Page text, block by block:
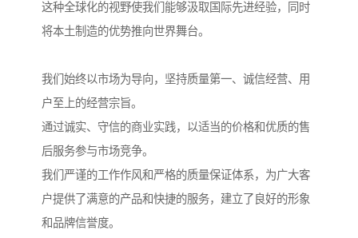
这种全球化的视野使我们能够汲取国际先进经验，同时
将本土制造的优势推向世界舞台。
我们始终以市场为导向，坚持质量第一、诚信经营、用
户至上的经营宗旨。
通过诚实、守信的商业实践，以适当的价格和优质的售
后服务参与市场竞争。
我们严谨的工作作风和严格的质量保证体系，为广大客
户提供了满意的产品和快捷的服务，建立了良好的形象
和品牌信誉度。